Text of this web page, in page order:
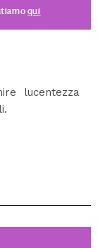
qui
lucentezza
più setosi e